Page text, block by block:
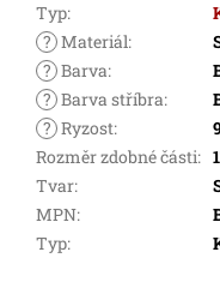
Typ:
? Materiál:
? Barva:
? Barva stříbra:
? Ryzost:
Rozměr zdobné části:
Tvar:
MPN:
Typ: